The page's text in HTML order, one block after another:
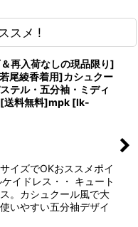
スメ !
再入荷なしの現品限り]
尾綾香着用]カシュクー
テル・五分袖・ミディ
[送料無料]mpk [lk-
イズでOKおススメポイ
イドレス・・ キュート
。カシュクール風で大
いやすい五分袖デザイ